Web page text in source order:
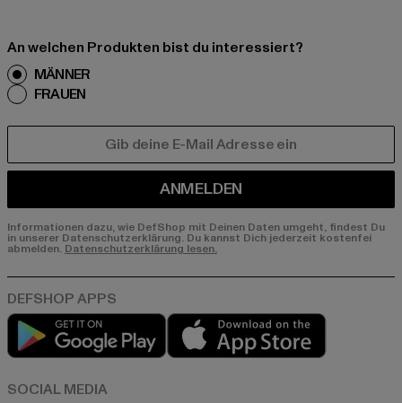
An welchen Produkten bist du interessiert?
MÄNNER
FRAUEN
ANMELDEN
Informationen dazu, wie DefShop mit Deinen Daten umgeht, findest Du
in unserer Datenschutzerklärung. Du kannst Dich jederzeit kostenfei
abmelden. Datenschutzerklärung lesen.
Play market